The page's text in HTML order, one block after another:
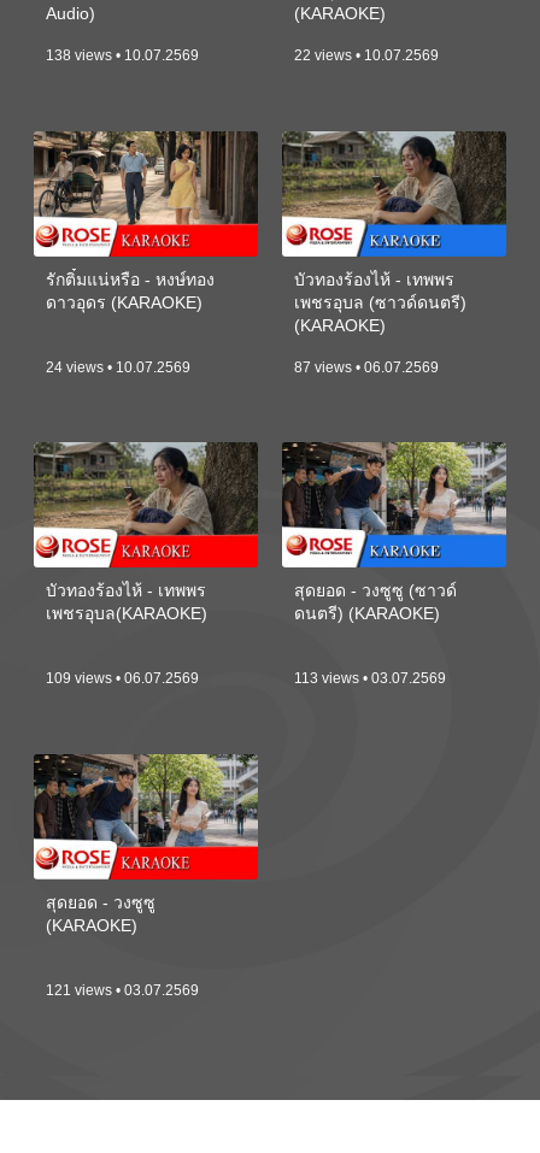
Audio)
138 views • 10.07.2569
(KARAOKE)
22 views • 10.07.2569
รักติ๋มแน่หรือ - หงษ์ทอง
ดาวอุดร (KARAOKE)
24 views • 10.07.2569
บัวทองร้องไห้ - เทพพร
เพชรอุบล (ซาวด์ดนตรี)
(KARAOKE)
87 views • 06.07.2569
บัวทองร้องไห้ - เทพพร
เพชรอุบล(KARAOKE)
109 views • 06.07.2569
สุดยอด - วงซูซู (ซาวด์
ดนตรี) (KARAOKE)
113 views • 03.07.2569
สุดยอด - วงซูซู
(KARAOKE)
121 views • 03.07.2569